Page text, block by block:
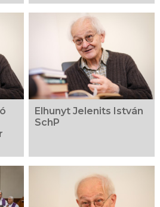
Elhunyt Jelenits István
SchP